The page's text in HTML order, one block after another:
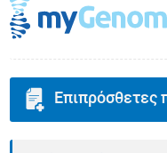
Επιπρόσθετες